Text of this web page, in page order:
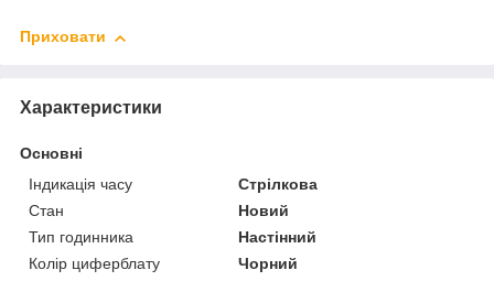
Приховати
Характеристики
Основні
Індикація часу
Стрілкова
Стан
Новий
Тип годинника
Настінний
Колір циферблату
Чорний